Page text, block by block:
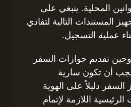
المحلية. ينبغي على
المستندات التالية لتفادي
عملية التسجيل.
تقديم جوازات السفر
أن تكون سارية
دليلاً على الهوية
اللازمة لإتمام